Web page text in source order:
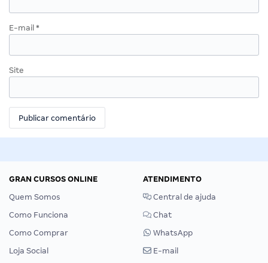
E-mail *
Site
GRAN CURSOS ONLINE
Quem Somos
Como Funciona
Como Comprar
Loja Social
ATENDIMENTO
Central de ajuda
Chat
WhatsApp
E-mail